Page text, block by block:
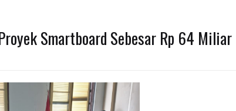
Smartboard Sebesar Rp 64 Miliar